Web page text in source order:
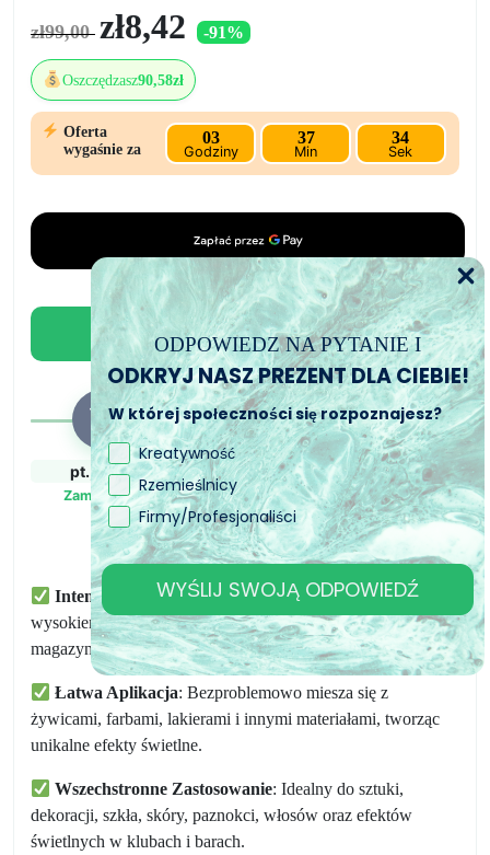
UV
zł99,00
Pierwotna
cena
wynosiła:
zł99,00.
zł8,42 cena
wynosi:
zł8,42.
-91%
Oszczędzasz90,58zł
Oferta
wygaśnie za
03
Godziny
37
Min
34
Sek
Dodaj do koszyka
pt., 7. sie
Zamówiony
pon., 10. sie - wt.,
11. sie
Zamówienie wysłane
wt., 11. sie - czw.,
13. sie
Przewidywany czas
dostawy
Intensywna Fosforescencja: Świeci w ciemności dzięki
wysokiemu stężeniu aktywnych pigmentów, które
magazynują energię i stopniowo ją uwalniają.
Łatwa Aplikacja: Bezproblemowo miesza się z
żywicami, farbami, lakierami i innymi materiałami, tworząc
unikalne efekty świetlne.
Wszechstronne Zastosowanie: Idealny do sztuki,
dekoracji, szkła, skóry, paznokci, włosów oraz efektów
świetlnych w klubach i barach.
ODPOWIEDZ NA PYTANIE I
ODKRYJ NASZ PREZENT DLA CIEBIE!
W której społeczności się rozpoznajesz?
Kreatywność
Rzemieślnicy
Firmy/Profesjonaliści
WYŚLIJ SWOJĄ ODPOWIEDŹ